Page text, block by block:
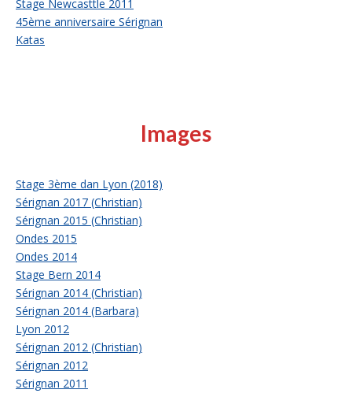
Stage Newcasttle 2011
45ème anniversaire Sérignan
Katas
Images
Stage 3ème dan Lyon (2018)
Sérignan 2017 (Christian)
Sérignan 2015 (Christian)
Ondes 2015
Ondes 2014
Stage Bern 2014
Sérignan 2014 (Christian)
Sérignan 2014 (Barbara)
Lyon 2012
Sérignan 2012 (Christian)
Sérignan 2012
Sérignan 2011